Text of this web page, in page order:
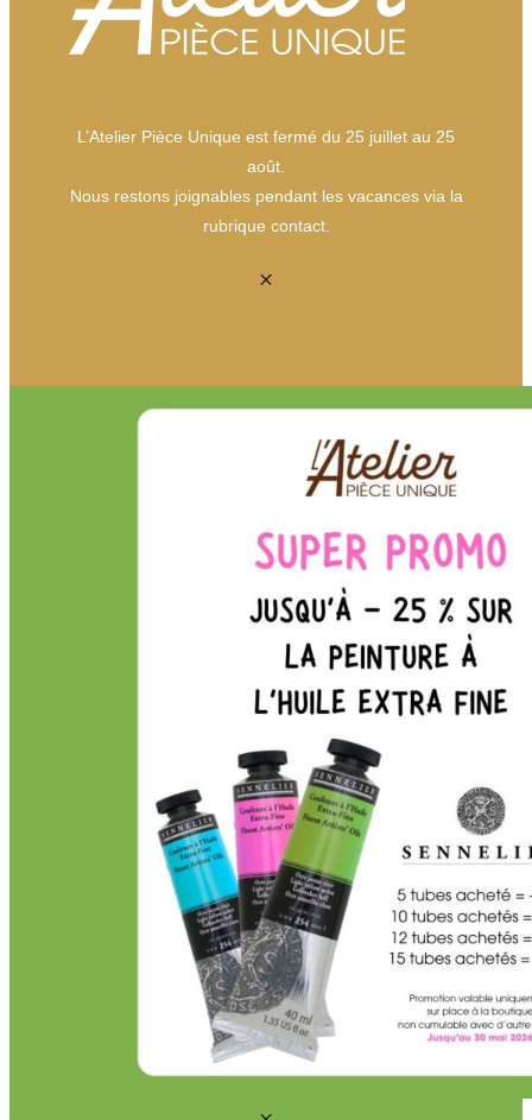
L’Atelier Pièce Unique est fermé du 25 juillet au 25
août.
Nous restons joignables pendant les vacances via la
rubrique contact.